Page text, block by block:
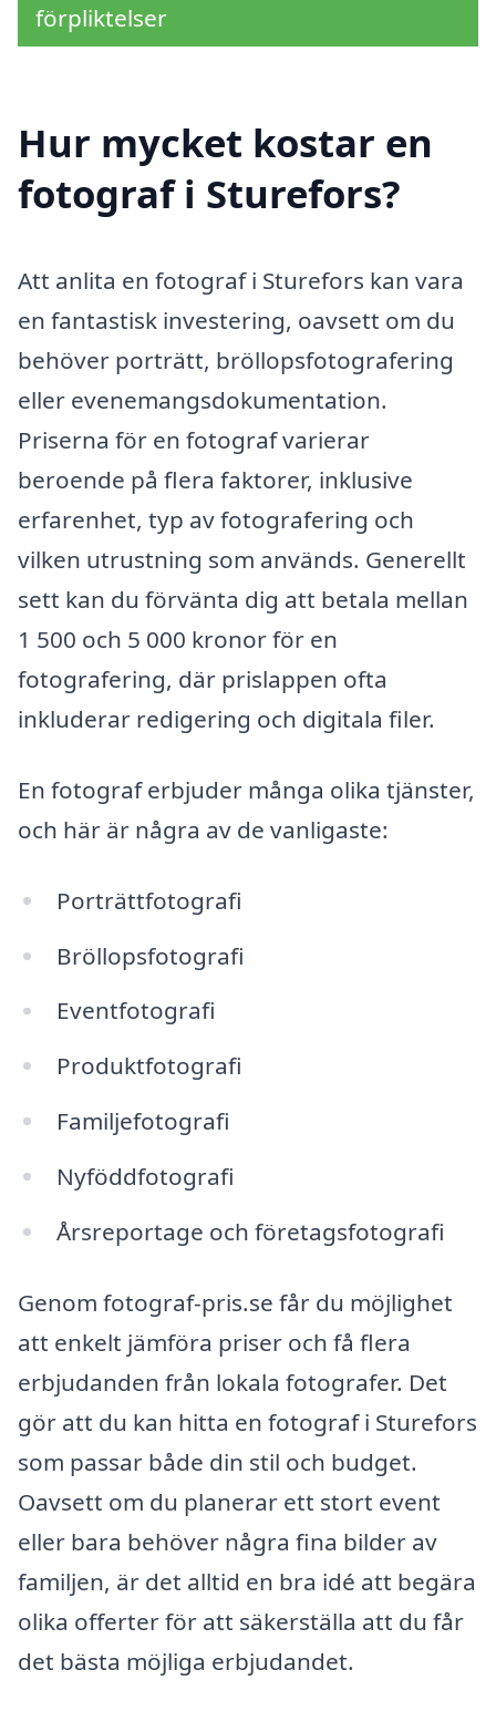
förpliktelser
Hur mycket kostar en
fotograf i Sturefors?
Att anlita en fotograf i Sturefors kan vara
en fantastisk investering, oavsett om du
behöver porträtt, bröllopsfotografering
eller evenemangsdokumentation.
Priserna för en fotograf varierar
beroende på flera faktorer, inklusive
erfarenhet, typ av fotografering och
vilken utrustning som används. Generellt
sett kan du förvänta dig att betala mellan
1 500 och 5 000 kronor för en
fotografering, där prislappen ofta
inkluderar redigering och digitala filer.
En fotograf erbjuder många olika tjänster,
och här är några av de vanligaste:
Porträttfotografi
Bröllopsfotografi
Eventfotografi
Produktfotografi
Familjefotografi
Nyföddfotografi
Årsreportage och företagsfotografi
Genom fotograf-pris.se får du möjlighet
att enkelt jämföra priser och få flera
erbjudanden från lokala fotografer. Det
gör att du kan hitta en fotograf i Sturefors
som passar både din stil och budget.
Oavsett om du planerar ett stort event
eller bara behöver några fina bilder av
familjen, är det alltid en bra idé att begära
olika offerter för att säkerställa att du får
det bästa möjliga erbjudandet.